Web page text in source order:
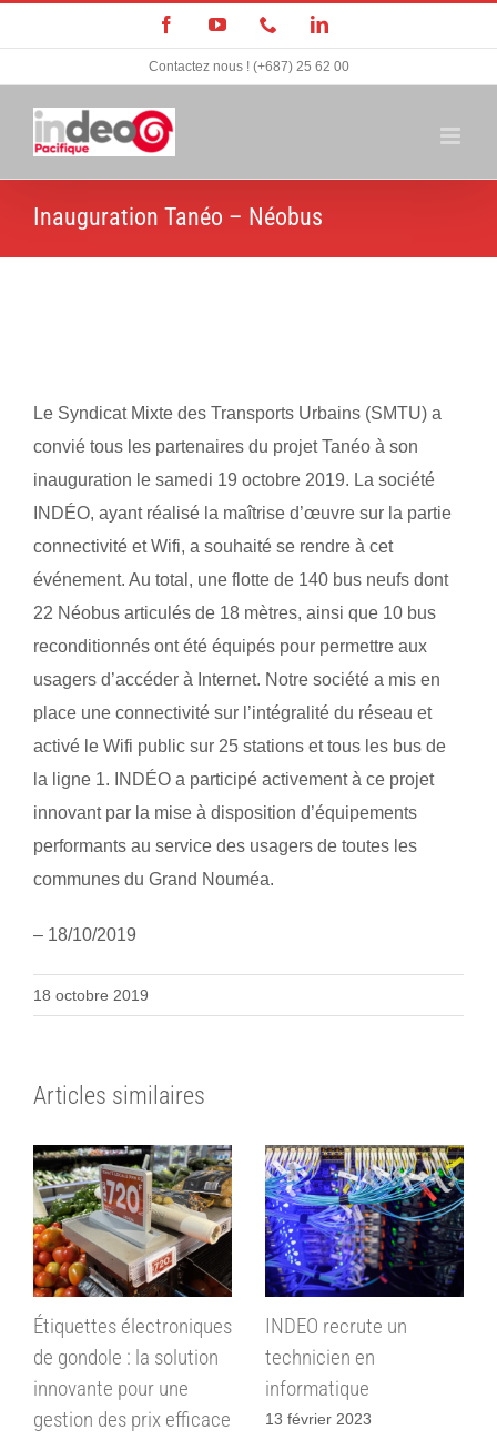
au
contenu
FacebookYouTube TéléphoneLinkedIn
Contactez nous ! (+687) 25 62 00
Inauguration Tanéo – Néobus
Le Syndicat Mixte des Transports Urbains (SMTU) a
convié tous les partenaires du projet Tanéo à son
inauguration le samedi 19 octobre 2019. La société
INDÉO, ayant réalisé la maîtrise d’œuvre sur la partie
connectivité et Wifi, a souhaité se rendre à cet
événement. Au total, une flotte de 140 bus neufs dont
22 Néobus articulés de 18 mètres, ainsi que 10 bus
reconditionnés ont été équipés pour permettre aux
usagers d’accéder à Internet. Notre société a mis en
place une connectivité sur l’intégralité du réseau et
activé le Wifi public sur 25 stations et tous les bus de
la ligne 1. INDÉO a participé activement à ce projet
innovant par la mise à disposition d’équipements
performants au service des usagers de toutes les
communes du Grand Nouméa.
– 18/10/2019
18 octobre 2019
Articles similaires
Étiquettes électroniques
de gondole : la solution
innovante pour une
gestion des prix efficace
INDEO recrute un
technicien en
informatique
13 février 2023